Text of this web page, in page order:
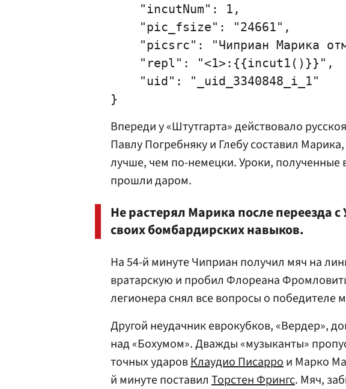
    "incutNum": 1,
    "pic_fsize": "24661",
"picsrc": "Чиприан Марика
    "repl": "<1>:{{incut1()}}",
    "uid": "_uid_3340848_i_1"
Впереди у «Штутгарта» действовало
Павлу Погребняку и Глебу составил
лучше, чем по-немецки. Уроки, полученные
прошли даром.
Не растерял Марика после переезда
своих бомбардирских навыков.
На 54-й минуте Чиприан получил мяч на
вратарскую и пробил Флореана
легионера снял все вопросы о победителе
Другой неудачник еврокубков, «Вердер»,
над «Бохумом». Дважды «музыканты»
точных ударовКлаудио Писаррои Марко
й минуте поставил Торстен Фрингс. Мяч,